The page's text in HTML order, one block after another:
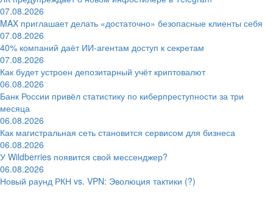
07.08.2026
MAX приглашает делать «достаточно» безопасные клиенты себя
07.08.2026
40% компаний даёт ИИ‑агентам доступ к секретам
07.08.2026
Как будет устроен депозитарный учёт криптовалют
06.08.2026
Банк России привёл статистику по киберпреступности за три
месяца
06.08.2026
Как магистральная сеть становится сервисом для бизнеса
06.08.2026
У Wildberries появится свой мессенджер?
06.08.2026
Новый раунд РКН vs. VPN: Эволюция тактики (?)